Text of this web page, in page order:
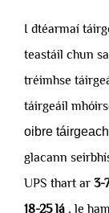
I dtéarmaí
teastáil chun
tréimhse
táirgeáil
oibre
glacann
UPS thart ar 3-
18-25 lá , le